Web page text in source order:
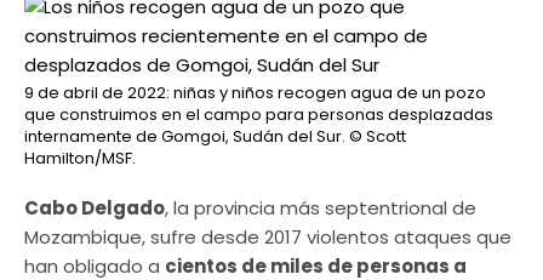
9 de abril de 2022: niñas y niños recogen agua de un pozo
que construimos en el campo para personas desplazadas
internamente de Gomgoi, Sudán del Sur. © Scott
Hamilton/MSF.
Cabo Delgado, la provincia más septentrional de
Mozambique, sufre desde 2017 violentos ataques que
han obligado a cientos de miles de personas a